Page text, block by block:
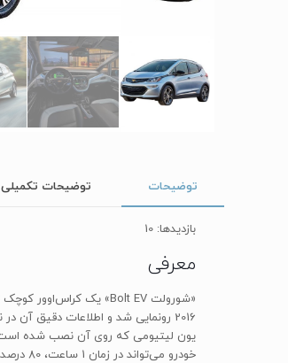
توضیحات توضیحات تکمیلی
بازدیدها: 10
معرفی